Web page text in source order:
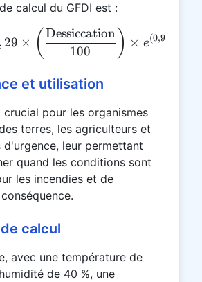
calcul du GFDI est :
\text{GFDI} = 1,29
, 29 × ( 100
Dessiccation ) × e(0,987
et utilisation
crucial pour les organismes
terres, les agriculteurs et
d'urgence, leur permettant
quand les conditions sont
les incendies et de
calcul
avec une température de
de 40 %, une